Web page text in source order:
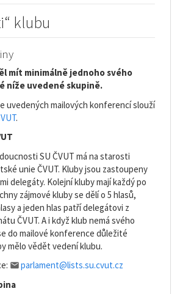
klubu
mít minimálně jednoho svého
níže uvedené skupině.
uvedených mailových konferencí slouží
.
SU ČVUT má na starosti
unie ČVUT. Kluby jsou zastoupeny
delegáty. Kolejní kluby mají každý po
zájmové kluby se dělí o 5 hlasů,
a jeden hlas patří delegátovi z
ČVUT. A i když klub nemá svého
do mailové konference důležité
mělo vědět vedení klubu.
parlament@lists.su.cvut.cz